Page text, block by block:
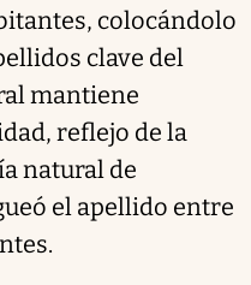
colocándolo
clave del
mantiene
reflejo de la
natural de
el apellido entre